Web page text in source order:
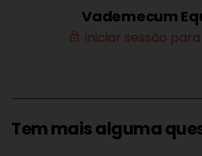
Vademecum
lock_outline Iniciar sessão
Tem mais alguma